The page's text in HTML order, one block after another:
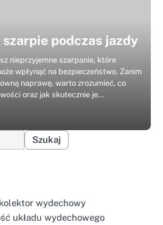
podczas jazdy
nieprzyjemne szarpanie, które
wpłynąć na bezpieczeństwo. Zanim
naprawę, warto zrozumieć, co
oraz jak skutecznie je…
wydechowy
układu wydechowego